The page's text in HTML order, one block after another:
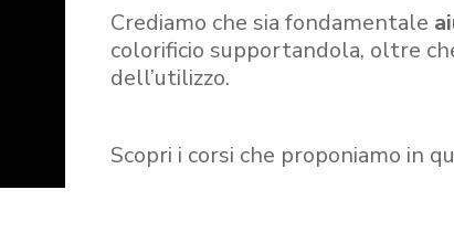
Crediamo che sia fondamentale
colorificio supportandola, oltre
dell’utilizzo.
Scopri i corsi che proponiamo in